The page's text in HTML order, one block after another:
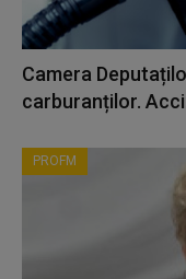
Camera
carburanților.
PROFM